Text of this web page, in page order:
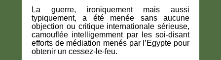
La guerre, ironiquement mais aussi
typiquement, a été menée sans aucune
objection ou critique internationale sérieuse,
camouflée intelligemment par les soi-disant
efforts de médiation menés par l’Egypte pour
obtenir un cessez-le-feu.